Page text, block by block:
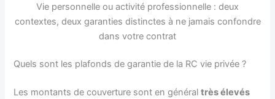
Vie personnelle ou activité professionnelle : deux
contextes, deux garanties distinctes à ne jamais confondre
dans votre contrat
Quels sont les plafonds de garantie de la RC vie privée ?
Les montants de couverture sont en généraltrès élevés